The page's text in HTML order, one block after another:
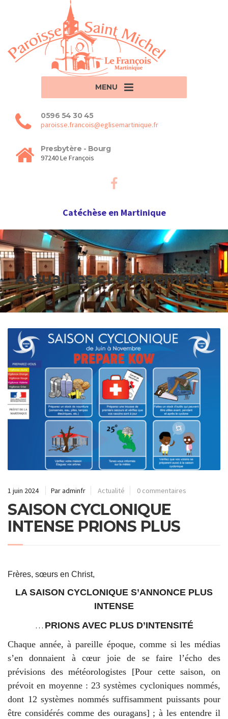
MENU
0596 54 30 45
paroisse.francois@eglisemartinique.fr
Presbytère - Bourg
97240 Le François
Catéchèse en Martinique
Actualites et évènements
1 juin 2024 Par adminfr Actualité 0 commentaires
SAISON CYCLONIQUE
INTENSE PRIONS PLUS
Frères, sœurs en Christ,
LA SAISON CYCLONIQUE S’ANNONCE PLUS
INTENSE
… PRIONS AVEC PLUS D’INTENSITÉ
Chaque année, à pareille époque, comme si les médias
s’en donnaient à cœur joie de se faire l’écho des
prévisions des météorologistes [Pour cette saison, on
prévoit en moyenne : 23 systèmes cycloniques nommés,
dont 12 systèmes nommés suffisamment puissants pour
être considérés comme des ouragans] ; à les entendre il